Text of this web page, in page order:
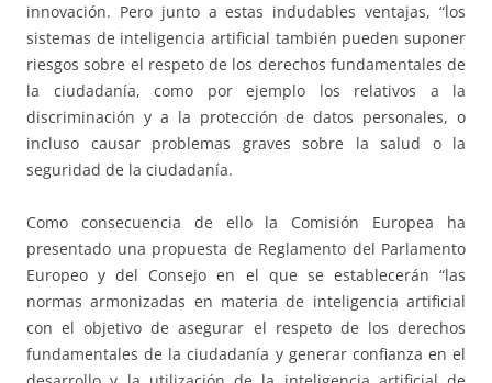
innovación. Pero junto a estas indudables ventajas, “los
sistemas de inteligencia artificial también pueden suponer
riesgos sobre el respeto de los derechos fundamentales de
la ciudadanía, como por ejemplo los relativos a la
discriminación y a la protección de datos personales, o
incluso causar problemas graves sobre la salud o la
seguridad de la ciudadanía.
Como consecuencia de ello la Comisión Europea ha
presentado una propuesta de Reglamento del Parlamento
Europeo y del Consejo en el que se establecerán “las
normas armonizadas en materia de inteligencia artificial
con el objetivo de asegurar el respeto de los derechos
fundamentales de la ciudadanía y generar confianza en el